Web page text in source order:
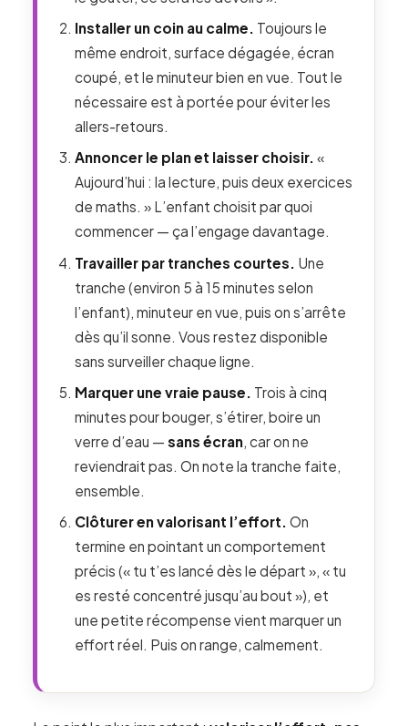
Installer un coin au calme. Toujours le
même endroit, surface dégagée, écran
coupé, et le minuteur bien en vue. Tout le
nécessaire est à portée pour éviter les
allers-retours.
Annoncer le plan et laisser choisir. «
Aujourd’hui : la lecture, puis deux exercices
de maths. » L’enfant choisit par quoi
commencer — ça l’engage davantage.
Travailler par tranches courtes. Une
tranche (environ 5 à 15 minutes selon
l’enfant), minuteur en vue, puis on s’arrête
dès qu’il sonne. Vous restez disponible
sans surveiller chaque ligne.
Marquer une vraie pause. Trois à cinq
minutes pour bouger, s’étirer, boire un
verre d’eau — sans écran, car on ne
reviendrait pas. On note la tranche faite,
ensemble.
Clôturer en valorisant l’effort. On
termine en pointant un comportement
précis (« tu t’es lancé dès le départ », « tu
es resté concentré jusqu’au bout »), et
une petite récompense vient marquer un
effort réel. Puis on range, calmement.